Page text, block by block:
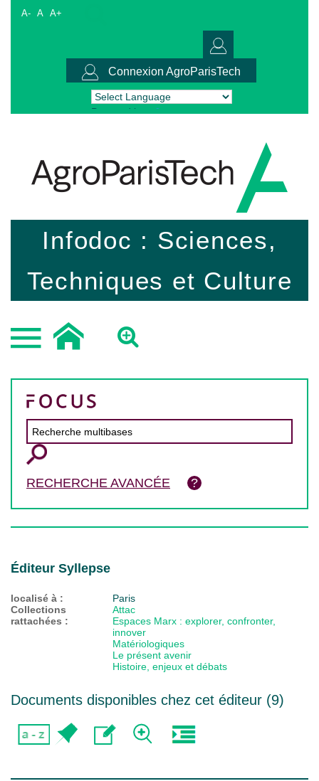
A- A A+
Connexion AgroParisTech
Powered by Translate
Infodoc : Sciences,
Techniques et Culture
RECHERCHE AVANCÉE
Éditeur Syllepse
localisé à :
Paris
Collections
rattachées :
Attac
Espaces Marx : explorer, confronter,
innover
Matériologiques
Le présent avenir
Histoire, enjeux et débats
Documents disponibles chez cet éditeur (9)